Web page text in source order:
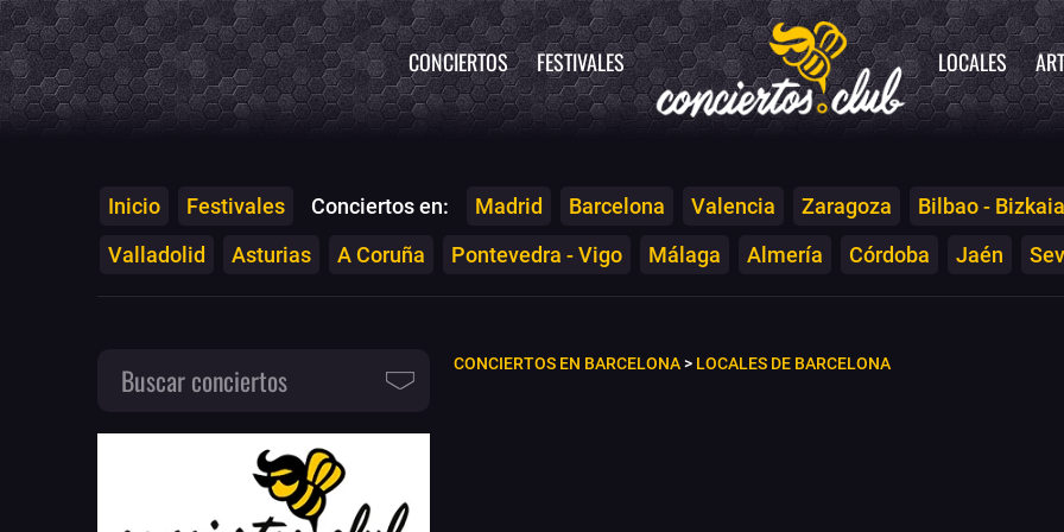
CONCIERTOS FESTIVALES LOCALES
Inicio Festivales Conciertos en: Madrid Barcelona Valencia Zaragoza
Bilbao - Bizkaia
Valladolid
Asturias A Coruña Pontevedra - Vigo Málaga Almería Córdoba Jaén
CONCIERTOS EN BARCELONA> LOCALES DE BARCELONA
Buscar conciertos